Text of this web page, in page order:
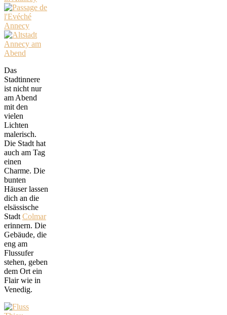
Das
Stadtinnere
ist nicht nur
am Abend
mit den
vielen
Lichten
malerisch.
Die Stadt hat
auch am Tag
einen
Charme. Die
bunten
Häuser lassen
dich an die
elsässische
Stadt Colmar
erinnern. Die
Gebäude, die
eng am
Flussufer
stehen, geben
dem Ort ein
Flair wie in
Venedig.